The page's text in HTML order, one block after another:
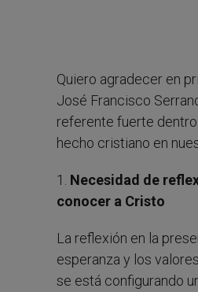
Quiero agradecer en
José Francisco
referente fuerte
hecho cristiano en
1. Necesidad de
conocer a Cristo
La reflexión en la
esperanza y los
se está configurando